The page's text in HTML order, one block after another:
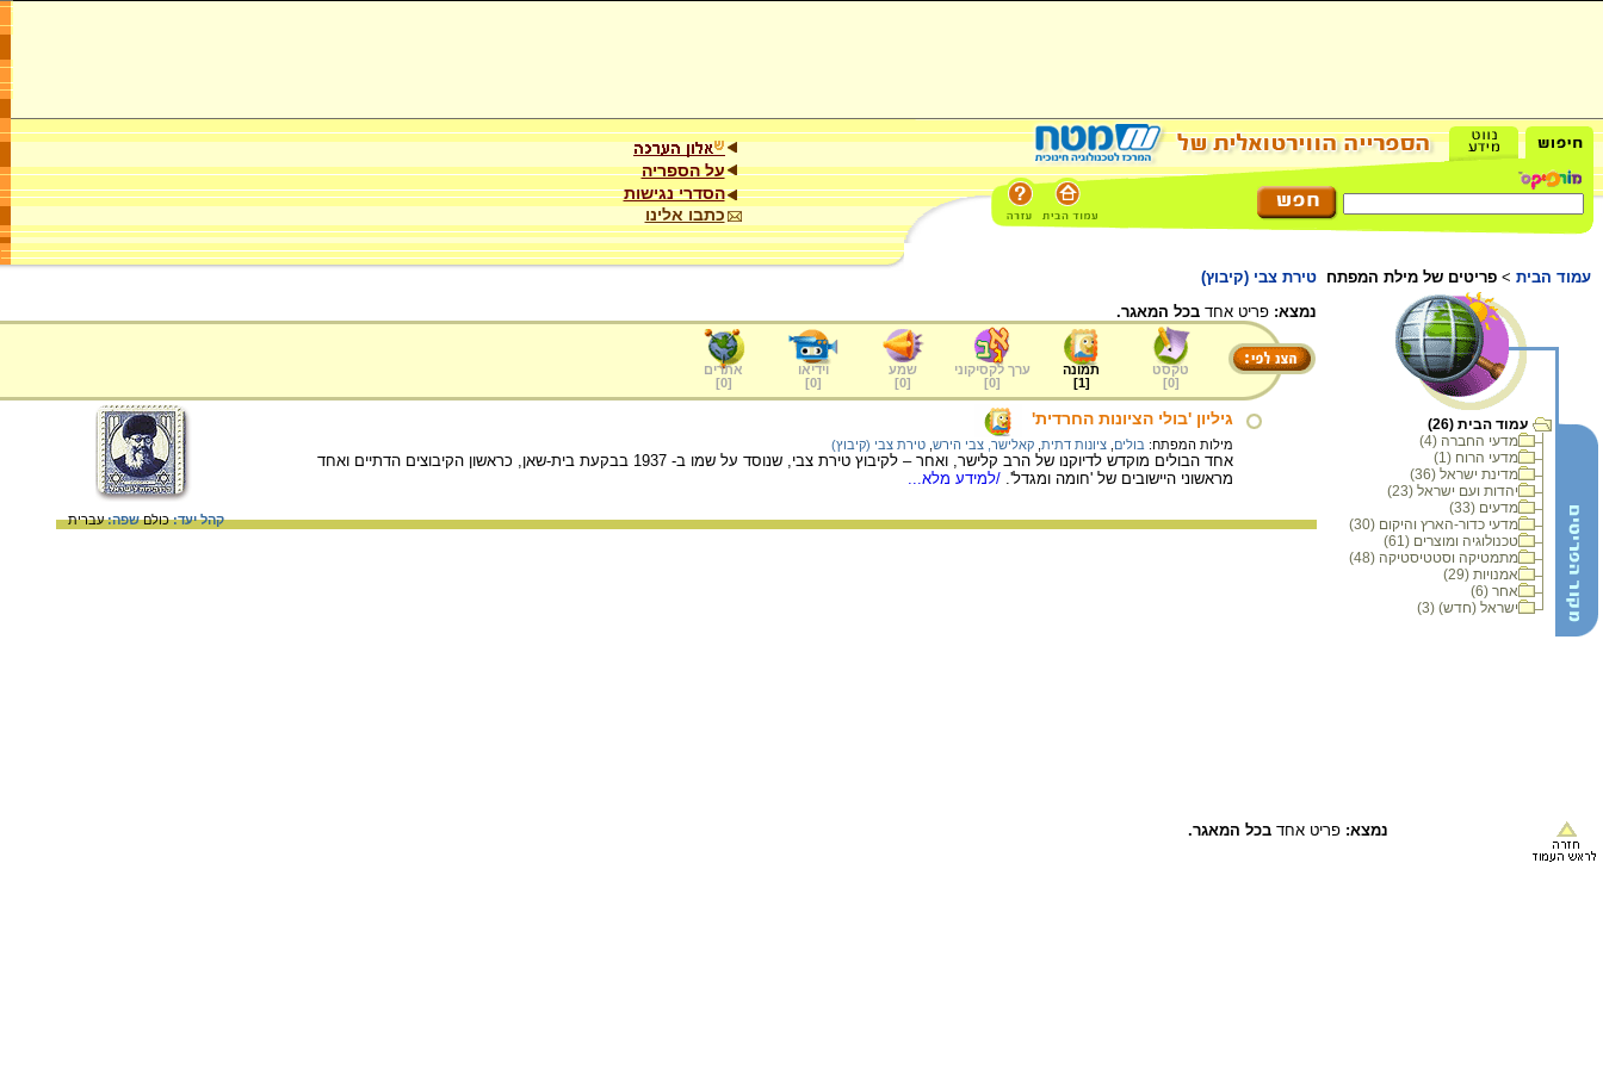
על הספריה
הסדרי נגישות
כתבו אלינו
עמוד הבית > פריטים של מילת המפתח טירת צבי (קיבוץ)
עמוד הבית (26)
מדעי החברה (4)
מדעי הרוח (1)
מדינת ישראל (36)
יהדות ועם ישראל (23)
מדעים (33)
מדעי כדור-הארץ והיקום (30)
טכנולוגיה ומוצרים (61)
מתמטיקה וסטטיסטיקה (48)
אמנויות (29)
אחר (6)
ישראל (חדש) (3)
נמצא: פריט אחד בכל המאגר.
טקסט
[
0
]
תמונה
[
1
]
ערך לקסיקוני
[
0
]
שמע
[
0
]
וידיאו
[
0
]
אתרים
[
0
]
גיליון 'בולי הציונות החרדית'
מילות המפתח: בולים ציונות דתית קאלישר, צבי הירש טירת צבי (קיבוץ)
אחד הבולים מוקדש לדיוקנו של הרב קלישר, ואחר – לקיבוץ טירת צבי, שנוסד על שמו ב- 1937 בבקעת בית-שאן, כראשון הקיבוצים הדתיים ואחד
מראשוני היישובים של 'חומה ומגדל'. /למידע מלא...
קהל יעד:כולםשפה:עברית
נמצא: פריט אחד בכל המאגר.